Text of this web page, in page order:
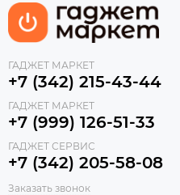
ГАДЖЕТ МАРКЕТ
+7 (342) 215-43-44
ГАДЖЕТ МАРКЕТ
+7 (999) 126-51-33
ГАДЖЕТ СЕРВИС
+7 (342) 205-58-08
Заказать звонок